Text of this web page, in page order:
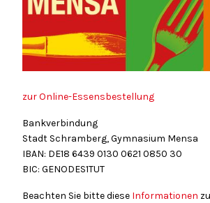
zur Online-Essensbestellung
Bankverbindung
Stadt Schramberg, Gymnasium Mensa
IBAN: DE18 6439 0130 0621 0850 30
BIC: GENODES1TUT
Beachten Sie bitte diese Informationen